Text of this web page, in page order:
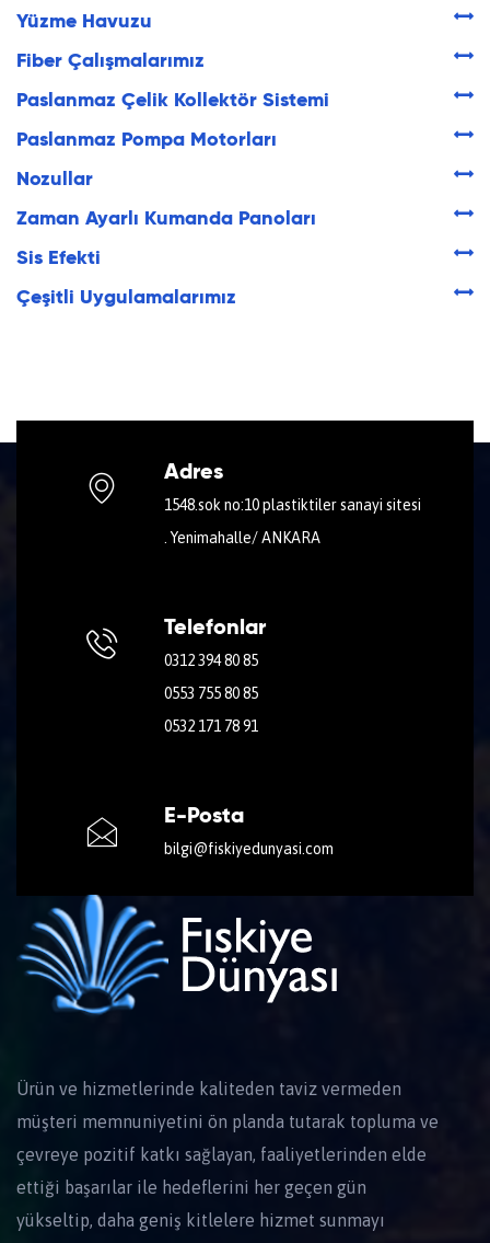
Yüzme Havuzu
Fiber Çalışmalarımız
Paslanmaz Çelik Kollektör Sistemi
Paslanmaz Pompa Motorları
Nozullar
Zaman Ayarlı Kumanda Panoları
Sis Efekti
Çeşitli Uygulamalarımız
Adres
1548.sok no:10 plastiktiler sanayi sitesi
. Yenimahalle/ ANKARA
Telefonlar
0312 394 80 85
0553 755 80 85
0532 171 78 91
E-Posta
bilgi@fiskiyedunyasi.com
Ürün ve hizmetlerinde kaliteden taviz vermeden
müşteri memnuniyetini ön planda tutarak topluma ve
çevreye pozitif katkı sağlayan, faaliyetlerinden elde
ettiği başarılar ile hedeflerini her geçen gün
yükseltip, daha geniş kitlelere hizmet sunmayı